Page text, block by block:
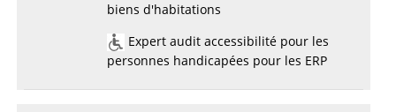
biens d'habitations
Expert audit accessibilité pour les
personnes handicapées pour les ERP